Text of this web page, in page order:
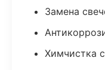
Замена
Химчистка